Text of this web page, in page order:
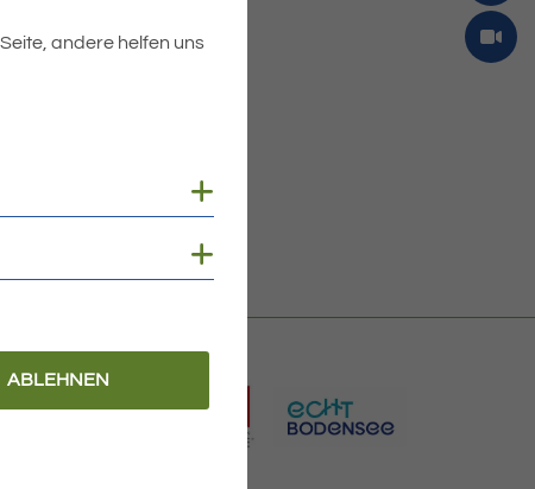
andere helfen uns
ABLEHNEN